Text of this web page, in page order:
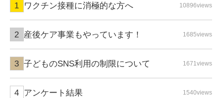
ワクチン接種に消極的な方へ 10896views
産後ケア事業もやっています！ 1685views
子どものSNS利用の制限について 1671views
アンケート結果 1540views